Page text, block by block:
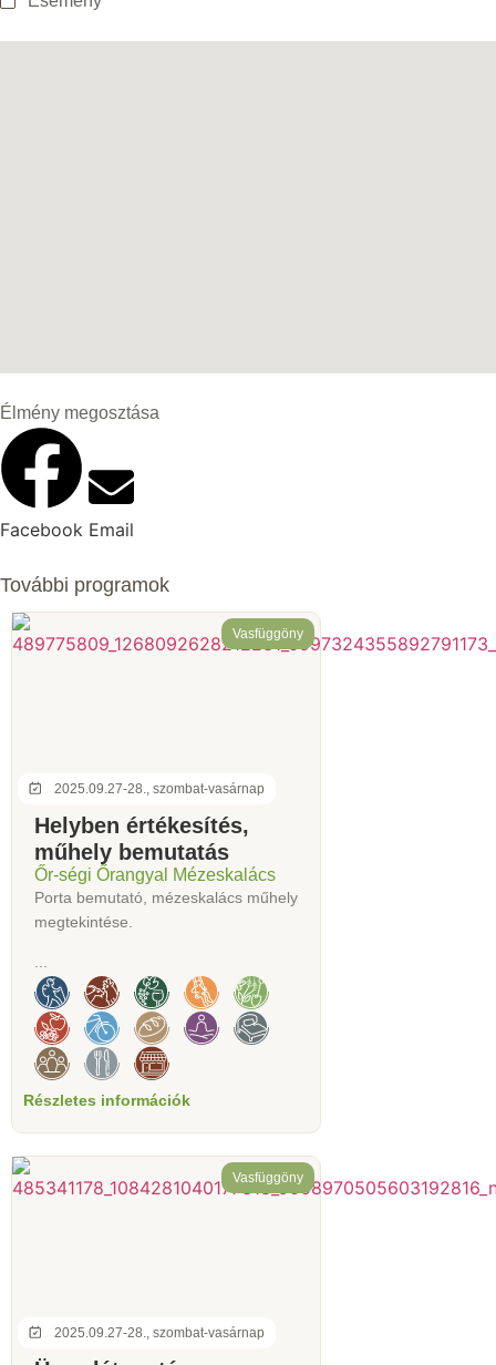
Élmény megosztása
Facebook Email
További programok
2025.09.27-28., szombat-vasárnap
Vasfüggöny
Helyben értékesítés,
műhely bemutatás
Őr-ségi Őrangyal Mézeskalács
Porta bemutató, mézeskalács műhely
megtekintése.
...
Részletes információk
2025.09.27-28., szombat-vasárnap
Vasfüggöny